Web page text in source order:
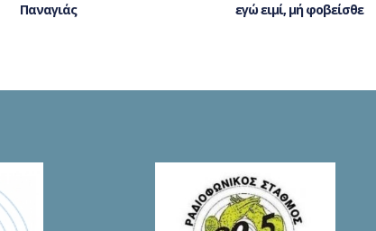
Παναγιάς
εγώ ειμί, μή φοβείσθε